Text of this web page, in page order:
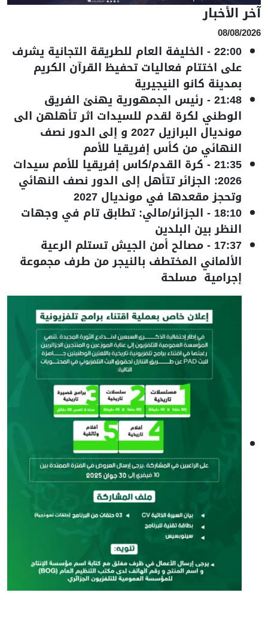
آخر الأخبار
08/08/2026
22:00
- الخليفة العام للطريقة التجانية يشرف
على اختتام فعاليات تحفيظ القرآن الكريم
بمدينة كانو النيجيرية
21:48
- رئيس الجمهورية يهنئ الفريق
الوطني لكرة لقدم للسيدات اثر تأهلهن الى
مونديال البرازيل 2027 و إلى الدور نصف
النهائي من كأس إفريقيا للأمم
21:35
-كرة القدم/كاس إفريقيا للأمم سيدات
2026: الجزائر تتأهل إلى الدور نصف النهائي
وتحجز مقعدها في مونديال 2027
18:10
- الجزائر/مالي: تطابق تام في وجهات
النظر بين البلدين
17:37
-مصالح أمن الجيش تستلم الرعية
الألماني المختطف بالنيجر من طرف مجموعة
إجرامية مسلحة